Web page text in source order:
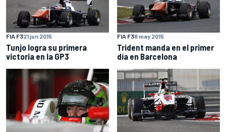
FIA F321 jun 2015
Tunjo logra su primera
victoria en la GP3
FIA F38 may 2015
Trident manda en el primer
día en Barcelona